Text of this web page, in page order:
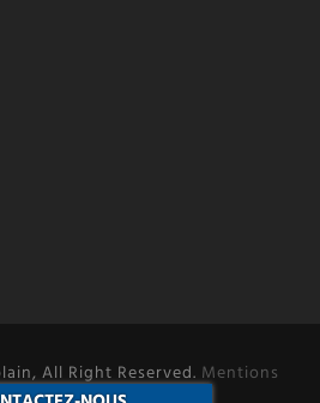
All Right Reserved. Mentions